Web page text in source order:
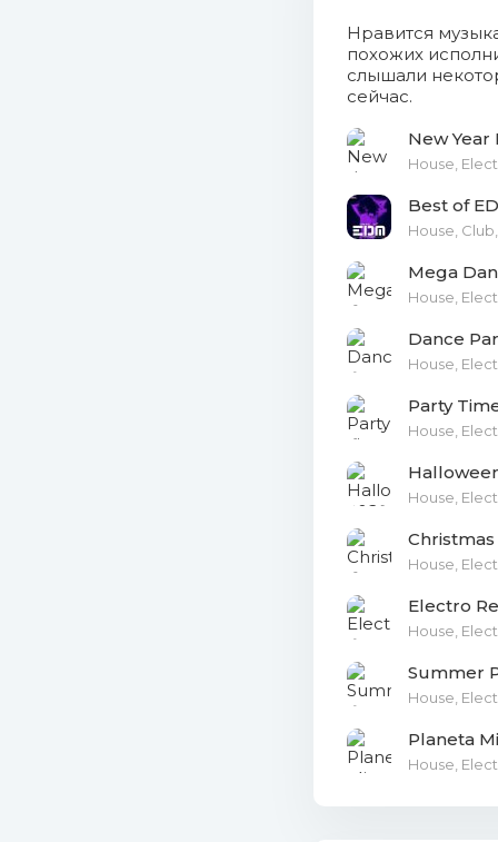
19. Sean
Edit).mp3 (6.29
20. John
22.
23. Dani
24.
(9.02 Mb)
25.
26.
28. John
29. Pony
30.
32.
Нравится
похожих
слышали
сейчас.
New Year
House,
Best of
House, Club,
Mega
House,
Dance
House,
Party
House,
House,
House,
Electro
House,
Summer
House,
Planeta
House,